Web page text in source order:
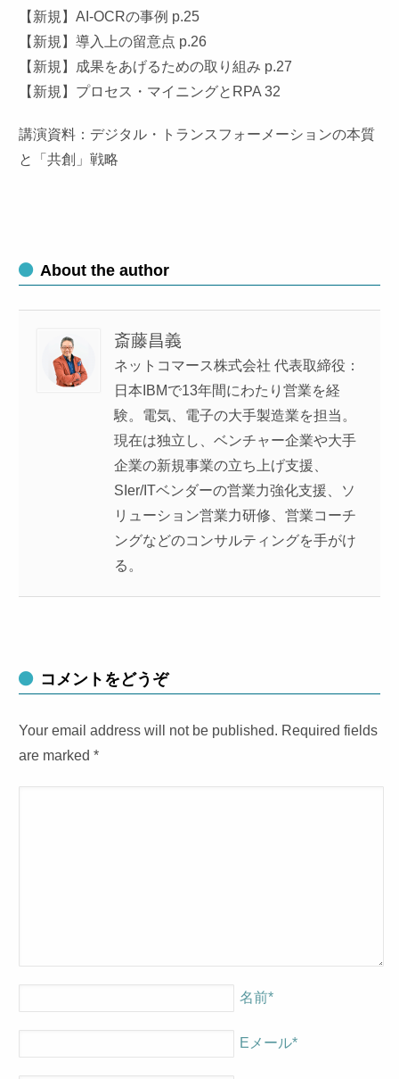
【新規】AI-OCRの事例 p.25
【新規】導入上の留意点 p.26
【新規】成果をあげるための取り組み p.27
【新規】プロセス・マイニングとRPA 32
講演資料：デジタル・トランスフォーメーションの本質
と「共創」戦略
About the author
斎藤昌義
ネットコマース株式会社 代表取締役：
日本IBMで13年間にわたり営業を経
験。電気、電子の大手製造業を担当。
現在は独立し、ベンチャー企業や大手
企業の新規事業の立ち上げ支援、
SIer/ITベンダーの営業力強化支援、ソ
リューション営業力研修、営業コーチ
ングなどのコンサルティングを手がけ
る。
コメントをどうぞ
Your email address will not be published. Required fields
are marked*
名前*
Eメール*